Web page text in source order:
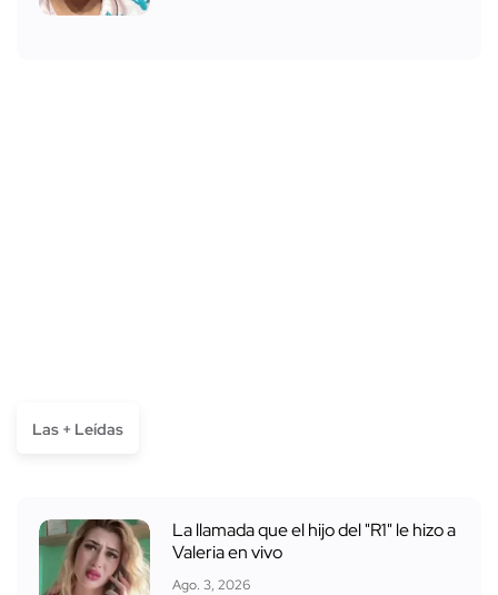
Las + Leídas
La llamada que el hijo del "R1" le hizo a
Valeria en vivo
Ago. 3, 2026